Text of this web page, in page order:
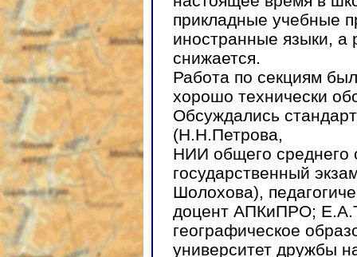
прикладные учебные
иностранные языки, а
снижается.
Работа по секциям
хорошо технически
Обсуждались
(Н.Н.Петрова,
НИИ общего среднего
государственный
Шолохова),
доцент АПКиПРО;
географическое
университет дружбы